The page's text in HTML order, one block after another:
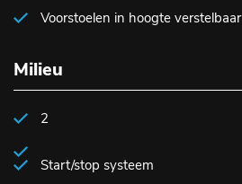
Voorstoelen in hoogte verstelbaar
Milieu
2
Start/stop systeem